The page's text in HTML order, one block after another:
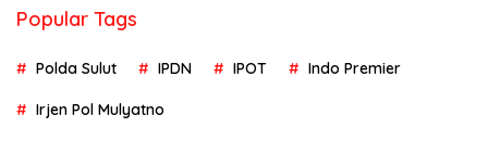
Popular Tags
Polda Sulut IPDN IPOT Indo Premier
Irjen Pol Mulyatno